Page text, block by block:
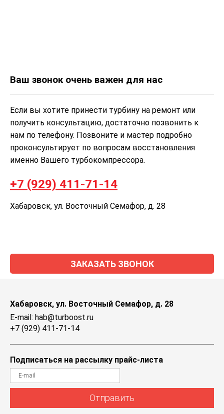
Ваш звонок очень важен для нас
Если вы хотите принести турбину на ремонт или
получить консультацию, достаточно позвонить к
нам по телефону. Позвоните и мастер подробно
проконсультирует по вопросам восстановления
именно Вашего турбокомпрессора.
+7 (929) 411-71-14
Хабаровск, ул. Восточный Семафор, д. 28
ЗАКАЗАТЬ ЗВОНОК
Хабаровск, ул. Восточный Семафор, д. 28
E-mail: hab@turboost.ru
+7 (929) 411-71-14
Подписаться на рассылку прайс-листа
Отправить